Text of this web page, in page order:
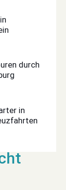
durch
in